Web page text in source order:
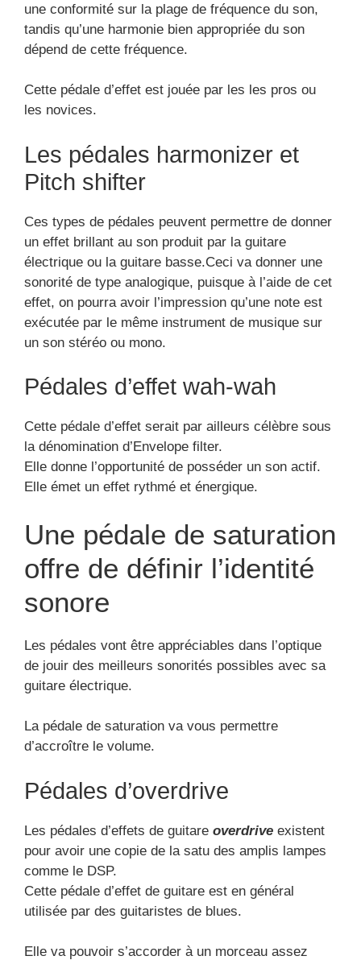
une conformité sur la plage de fréquence du son,
tandis qu’une harmonie bien appropriée du son
dépend de cette fréquence.
Cette pédale d’effet est jouée par les les pros ou
les novices.
Les pédales harmonizer et
Pitch shifter
Ces types de pédales peuvent permettre de donner
un effet brillant au son produit par la guitare
électrique ou la guitare basse.Ceci va donner une
sonorité de type analogique, puisque à l’aide de cet
effet, on pourra avoir l’impression qu’une note est
exécutée par le même instrument de musique sur
un son stéréo ou mono.
Pédales d’effet wah-wah
Cette pédale d’effet serait par ailleurs célèbre sous
la dénomination d’Envelope filter.
Elle donne l’opportunité de posséder un son actif.
Elle émet un effet rythmé et énergique.
Une pédale de saturation
offre de définir l’identité
sonore
Les pédales vont être appréciables dans l’optique
de jouir des meilleurs sonorités possibles avec sa
guitare électrique.
La pédale de saturation va vous permettre
d’accroître le volume.
Pédales d’overdrive
Les pédales d’effets de guitare overdrive existent
pour avoir une copie de la satu des amplis lampes
comme le DSP.
Cette pédale d’effet de guitare est en général
utilisée par des guitaristes de blues.
Elle va pouvoir s’accorder à un morceau assez